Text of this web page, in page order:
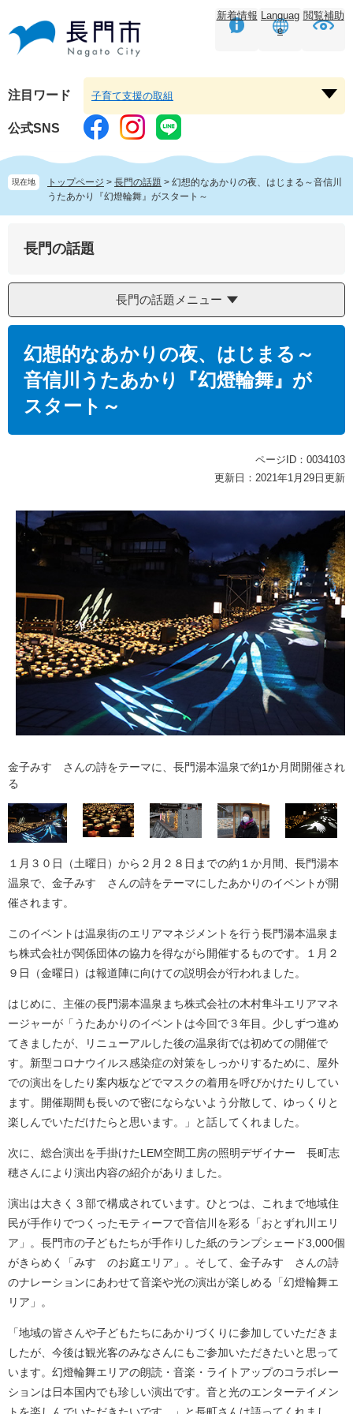
頭
す。
飛
し
本
文
へ
新着情報 Languag
e
閲覧補助
注目ワード
ー
を
子育て支援の取組
公式SNS
現在地 トップページ > 長門の話題 > 幻想的なあかりの夜、はじまる～音信川
うたあかり『幻燈輪舞』がスタート～
長門の話題
長門の話題メニュー
幻想的なあかりの夜、はじまる～
音信川うたあかり『幻燈輪舞』が
スタート～
ページID：0034103
更新日：2021年1月29日更新
金子みすゞさんの詩をテーマに、長門湯本温泉で約1か月間開催され
る
１月３０日（土曜日）から２月２８日までの約１か月間、長門湯本
温泉で、金子みすゞさんの詩をテーマにしたあかりのイベントが開
催されます。
このイベントは温泉街のエリアマネジメントを行う長門湯本温泉ま
ち株式会社が関係団体の協力を得ながら開催するものです。１月２
９日（金曜日）は報道陣に向けての説明会が行われました。
はじめに、主催の長門湯本温泉まち株式会社の木村隼斗エリアマネ
ージャーが「うたあかりのイベントは今回で３年目。少しずつ進め
てきましたが、リニューアルした後の温泉街では初めての開催で
す。新型コロナウイルス感染症の対策をしっかりするために、屋外
での演出をしたり案内板などでマスクの着用を呼びかけたりしてい
ます。開催期間も長いので密にならないよう分散して、ゆっくりと
楽しんでいただけたらと思います。」と話してくれました。
次に、総合演出を手掛けたLEM空間工房の照明デザイナー 長町志
穂さんにより演出内容の紹介がありました。
演出は大きく３部で構成されています。ひとつは、これまで地域住
民が手作りでつくったモティーフで音信川を彩る「おとずれ川エリ
ア」。長門市の子どもたちが手作りした紙のランプシェード3,000個
がきらめく「みすゞのお庭エリア」。そして、金子みすゞさんの詩
のナレーションにあわせて音楽や光の演出が楽しめる「幻燈輪舞エ
リア」。
「地域の皆さんや子どもたちにあかりづくりに参加していただきま
したが、今後は観光客のみなさんにもご参加いただきたいと思って
います。幻燈輪舞エリアの朗読・音楽・ライトアップのコラボレー
ションは日本国内でも珍しい演出です。音と光のエンターテイメン
トを楽しんでいただきたいです。」と長町さんは語ってくれまし